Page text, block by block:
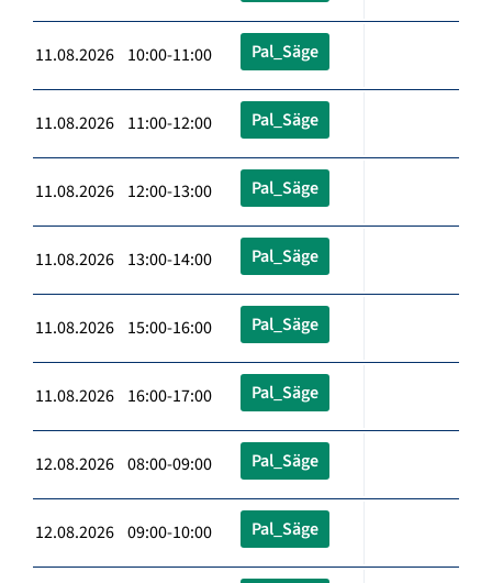
11.08.2026 10:00-11:00 Pal_Säge
11.08.2026 11:00-12:00 Pal_Säge
11.08.2026 12:00-13:00 Pal_Säge
11.08.2026 13:00-14:00 Pal_Säge
11.08.2026 15:00-16:00 Pal_Säge
11.08.2026 16:00-17:00 Pal_Säge
12.08.2026 08:00-09:00 Pal_Säge
12.08.2026 09:00-10:00 Pal_Säge